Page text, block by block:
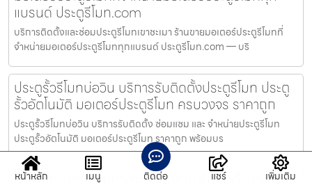
แบรนด์ ประตูรีโมท.com
บริการติดตั้งและซ่อมประตูรีโมทเขาชะเมา ร้านขายมอเตอร์ประตูรีโมทที่
จำหน่ายมอเตอร์ประตูรีโมททุกแบรนด์ ประตูรีโมท.com — บริ
ประตูรั้วรีโมทบ่อวิน บริการรับติดตั้งประตูรีโมท ประตู
รั้วอัตโนมัติ มอเตอร์ประตูรีโมท ครบวงจร ราคาถูก
ประตูรั้วรีโมทบ่อวิน บริการรับติดตั้ง ซ่อมแซม และ จำหน่ายประตูรีโมท
ประตูรั้วอัตโนมัติ มอเตอร์ประตูรีโมท ราคาถูก พร้อมบร
หน้าหลัก เมนู ติดต่อ แชร์ เพิ่มเติม